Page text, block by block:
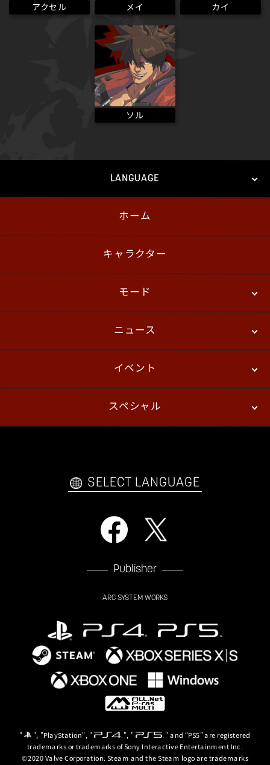
アクセル メイ カイ
ソル
LANGUAGE
English
ホーム
キャラクター
モード
バトル
ニュース
パッチノート
イベント
プレイヤーズ
スペシャル
自己紹介カードメーカー アーケード
SELECT LANGUAGE
Publisher
ARC SYSTEM WORKS
" ", "PlayStation", " ", " " and “PS5” are registered
trademarks or trademarks of Sony Interactive Entertainment Inc.
©2020 Valve Corporation. Steam and the Steam logo are trademarks